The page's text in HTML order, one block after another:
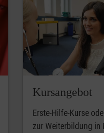
Kursangebot
Erste-Hilfe-Kurse
zur Weiterbildung in